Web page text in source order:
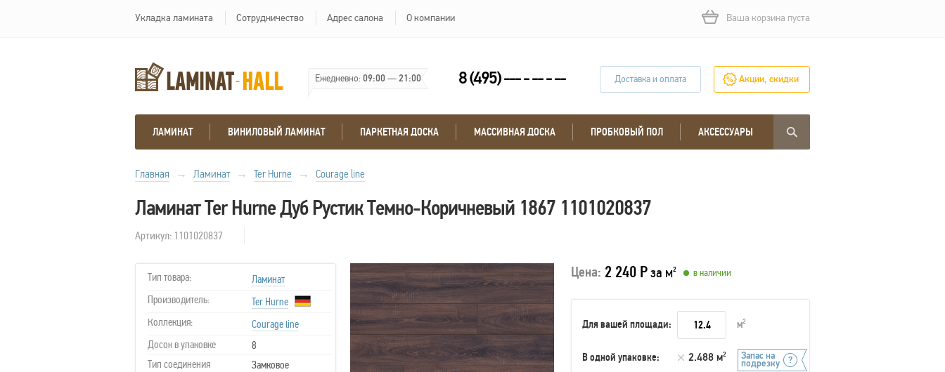
Укладка ламината Сотрудничество Адрес салона О компании Ваша корзина пуста
Ежедневно:09:00—21:00 8 (495) --- - -- - -- Доставка и оплата Акции, скидки
ЛАМИНАТ ВИНИЛОВЫЙ ЛАМИНАТ ПАРКЕТНАЯ ДОСКА МАССИВНАЯ ДОСКА ПРОБКОВЫЙ ПОЛ АКСЕССУАРЫ
Главная → Ламинат → Ter Hurne → Courage line
Ламинат Ter Hurne Дуб Рустик Темно-Коричневый 1867 1101020837
Артикул: 1101020837
Тип товара:
Ламинат
Производитель:
Ter Hurne
Коллекция:
Courage line
Досок в упаковке
8
Тип соединения
Замковое
Цена: 2 240 Рза м2 в наличии
Для вашей площади: м2
В одной упаковке: 2.488 м2 Запас на
подрезку